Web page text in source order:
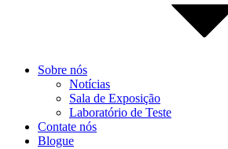
Sobre nós
Notícias
Sala de Exposição
Laboratório de Teste
Contate nós
Blogue